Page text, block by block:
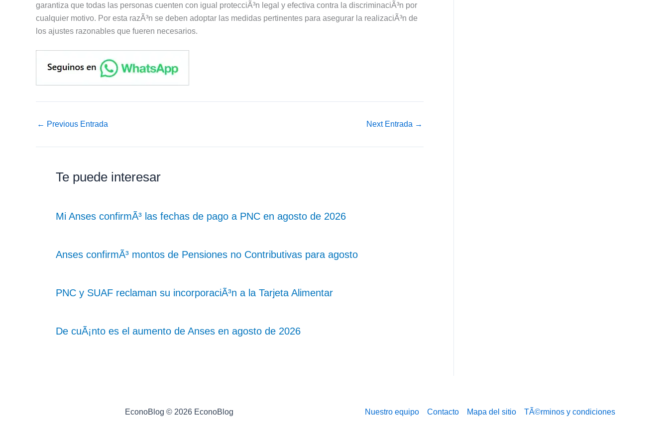
garantiza que todas las personas cuenten con igual protecciÃ³n legal y efectiva contra la discriminaciÃ³n por
cualquier motivo. Por esta razÃ³n se deben adoptar las medidas pertinentes para asegurar la realizaciÃ³n de
los ajustes razonables que fueren necesarios.
← Previous Entrada Next Entrada →
Te puede interesar
Mi Anses confirmÃ³ las fechas de pago a PNC en agosto de 2026
Anses confirmÃ³ montos de Pensiones no Contributivas para agosto
PNC y SUAF reclaman su incorporaciÃ³n a la Tarjeta Alimentar
De cuÃ¡nto es el aumento de Anses en agosto de 2026
EconoBlog © 2026 EconoBlog Nuestro equipo Contacto Mapa del sitio TÃ©rminos y condiciones